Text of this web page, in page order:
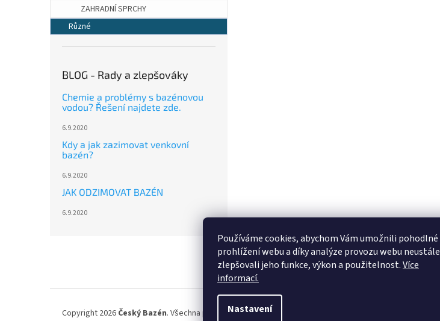
Používáme cookies, abychom Vám umožnili pohodlné
prohlížení webu a díky analýze provozu webu neustále
zlepšovali jeho funkce, výkon a použitelnost.Více
informací.
Nastavení
ZAHRADNÍ SPRCHY
Různé
BLOG - Rady a zlepšováky
Chemie a problémy s bazénovou
vodou? Řešení najdete zde.
6.9.2020
Kdy a jak zazimovat venkovní
bazén?
6.9.2020
JAK ODZIMOVAT BAZÉN
6.9.2020
Heureka.cz
Copyright 2026 Český Bazén. Všechna práva vyhrazena.Upravit nastavení cookies